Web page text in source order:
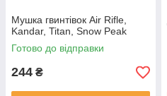
Мушка гвинтівок Air Rifle,
Kandar, Titan, Snow Peak
Готово до відправки
244 ₴